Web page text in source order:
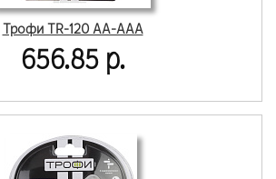
Трофи TR-120 AA-AAA
656.85 р.